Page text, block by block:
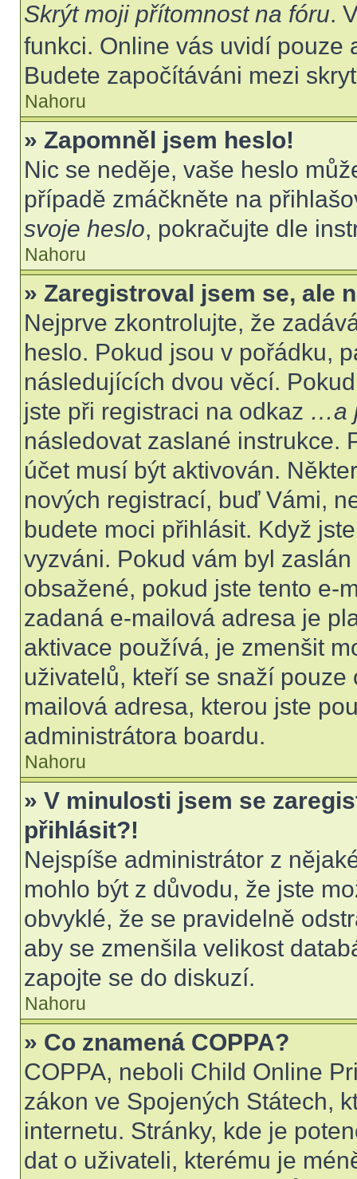
Skrýt moji přítomnost na fóru.
funkci. Online vás uvidí pouze
Budete započítáváni mezi
Nahoru
» Zapomněl jsem heslo!
Nic se neděje, vaše heslo
případě zmáčkněte na
svoje heslo, pokračujte dle
Nahoru
» Zaregistroval jsem se, ale
Nejprve zkontrolujte, že
heslo. Pokud jsou v pořádku,
následujících dvou věcí.
jste při registraci na odkaz …a
následovat zaslané instrukce.
účet musí být aktivován.
nových registrací, buď Vámi,
budete moci přihlásit. Když
vyzváni. Pokud vám byl
obsažené, pokud jste tento e-
zadaná e-mailová adresa je
aktivace používá, je zmenšit
uživatelů, kteří se snaží
mailová adresa, kterou jste
administrátora boardu.
Nahoru
» V minulosti jsem se
přihlásit?!
Nejspíše administrátor z
mohlo být z důvodu, že jste
obvyklé, že se pravidelně
aby se zmenšila velikost
zapojte se do diskuzí.
Nahoru
» Co znamená COPPA?
COPPA, neboli Child Online
zákon ve Spojených Státech,
internetu. Stránky, kde je
dat o uživateli, kterému je